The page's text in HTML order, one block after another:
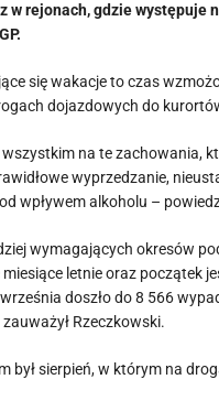
w rejonach, gdzie
się wakacje to czas
dojazdowych do
na te zachowania,
wyprzedzanie,
wpływem alkoholu –
wymagających okresów
letnie oraz początek
doszło do 8 566
Rzeczkowski.
był sierpień, w którym na